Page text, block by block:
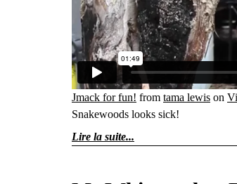
Jmack for fun! from tama lewis on
Snakewoods looks sick!
Lire la suite